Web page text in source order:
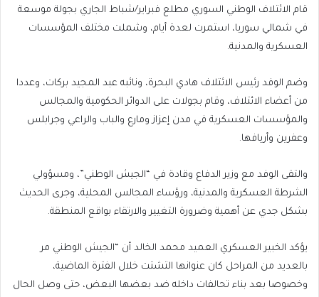
قام الائتلاف الوطني السوري مطلع فبراير/شباط الجاري بجولة موسعة
في شمالي سوريا، استمرت لعدة أيام، وشملت مختلف المؤسسات
العسكرية والمدنية.
وضم الوفد رئيس الائتلاف هادي البحرة، ونائبه عبد المجيد بركات، وعددا
من أعضاء الائتلاف، وقام بجولات على الدوائر الحكومية والمجالس
والمؤسسات العسكرية في مدن إعزاز ومارع والباب والراعي وجرابلس
وعفرين وأريافها.
والتقى الوفد مع وزير الدفاع وقادة في “الجيش الوطني”، ومسؤولي
الشرطة العسكرية والمدنية، ورؤساء المجالس المحلية، وجرى الحديث
بشكل جدي عن أهمية وضرورة التغيير والارتقاء بواقع المنطقة.
يؤكد الخبير العسكري العميد محمد الخالد أن “الجيش الوطني مر
بالعديد من المراحل كان عنوانها التشتت خلال الفترة الماضية،
وخصوصا بعد بناء تحالفات داخله ضد بعضها البعض، حتى وصل الحال